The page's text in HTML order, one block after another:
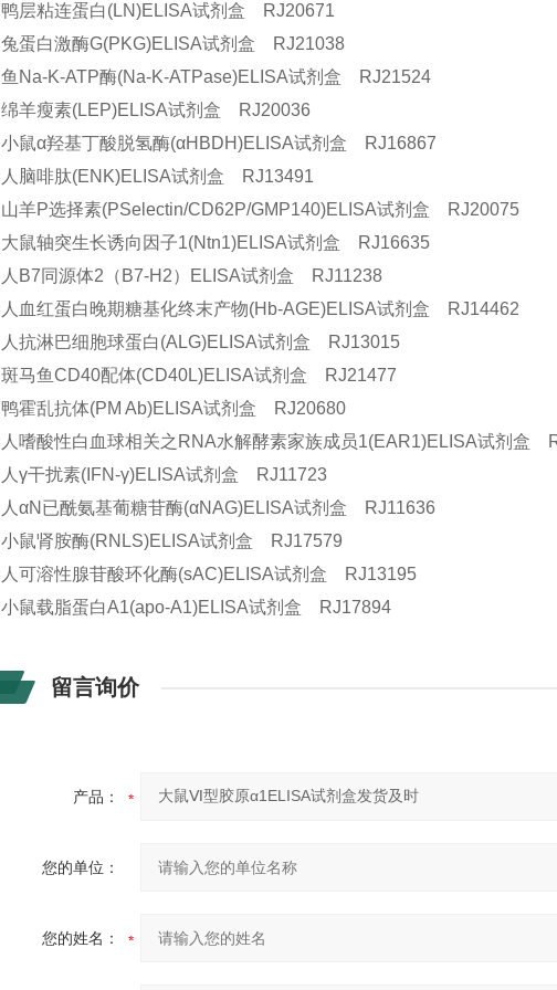
鸭层粘连蛋白(LN)ELISA试剂盒 RJ20671
兔蛋白激酶G(PKG)ELISA试剂盒 RJ21038
鱼Na-K-ATP酶(Na-K-ATPase)ELISA试剂盒 RJ21524
绵羊瘦素(LEP)ELISA试剂盒 RJ20036
小鼠α羟基丁酸脱氢酶(αHBDH)ELISA试剂盒 RJ16867
人脑啡肽(ENK)ELISA试剂盒 RJ13491
山羊P选择素(PSelectin/CD62P/GMP140)ELISA试剂盒 RJ20075
大鼠轴突生长诱向因子1(Ntn1)ELISA试剂盒 RJ16635
人B7同源体2（B7-H2）ELISA试剂盒 RJ11238
人血红蛋白晚期糖基化终末产物(Hb-AGE)ELISA试剂盒 RJ14462
人抗淋巴细胞球蛋白(ALG)ELISA试剂盒 RJ13015
斑马鱼CD40配体(CD40L)ELISA试剂盒 RJ21477
鸭霍乱抗体(PM Ab)ELISA试剂盒 RJ20680
人嗜酸性白血球相关之RNA水解酵素家族成员1(EAR1)ELISA试剂盒
人γ干扰素(IFN-γ)ELISA试剂盒 RJ11723
人αN已酰氨基葡糖苷酶(αNAG)ELISA试剂盒 RJ11636
小鼠肾胺酶(RNLS)ELISA试剂盒 RJ17579
人可溶性腺苷酸环化酶(sAC)ELISA试剂盒 RJ13195
小鼠载脂蛋白A1(apo-A1)ELISA试剂盒 RJ17894
留言询价
产品：
您的单位：
您的姓名：